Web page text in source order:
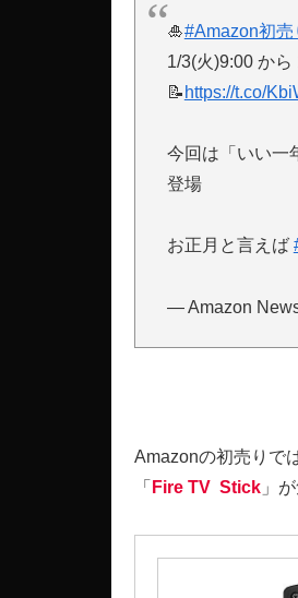
🎍#Amazon初売
1/3(火)9:00 か
📝 https://t.co/
今回は「いい一
登場
お正月と言えば
— Amazon
Amazonの初売りで
「 Fire TV Stick 」